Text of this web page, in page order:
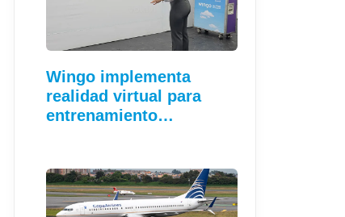
Wingo implementa
realidad virtual para
entrenamiento…